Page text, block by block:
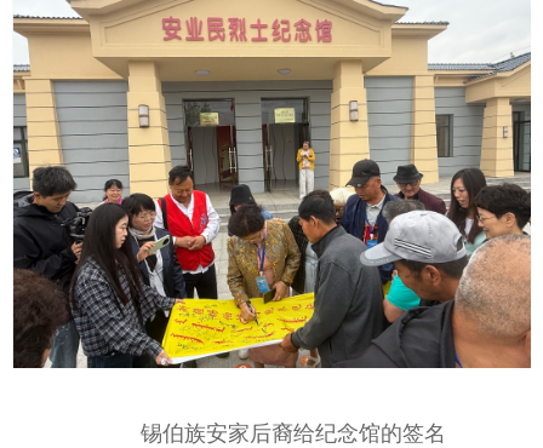
锡伯族安家后裔给纪念馆的签名